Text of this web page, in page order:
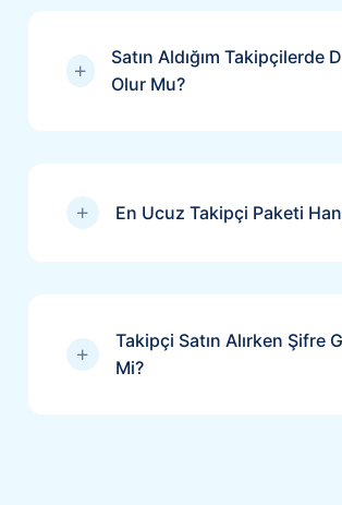
Satın Aldığım Takipçilerde
Olur Mu?
En Ucuz Takipçi Paketi
Takipçi Satın Alırken Şifre
Mi?